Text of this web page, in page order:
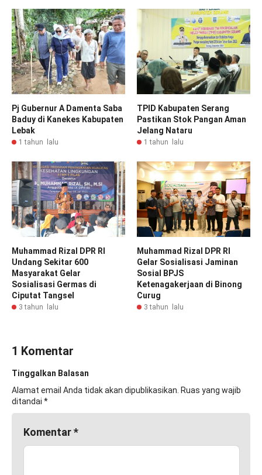
Pj Gubernur A Damenta Saba
Baduy di Kanekes Kabupaten
Lebak
1 tahun lalu
TPID Kabupaten Serang
Pastikan Stok Pangan Aman
Jelang Nataru
1 tahun lalu
Muhammad Rizal DPR RI
Undang Sekitar 600
Masyarakat Gelar
Sosialisasi Germas di
Ciputat Tangsel
3 tahun lalu
Muhammad Rizal DPR RI
Gelar Sosialisasi Jaminan
Sosial BPJS
Ketenagakerjaan di Binong
Curug
3 tahun lalu
1 Komentar
Tinggalkan Balasan
Alamat email Anda tidak akan dipublikasikan. Ruas yang wajib
ditandai *
Komentar*